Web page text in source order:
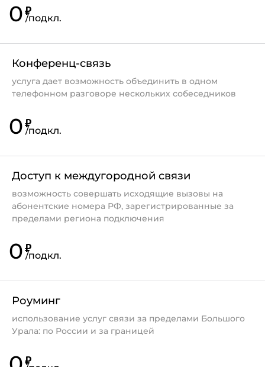
0₽
/подкл.
Конференц-связь
услуга дает возможность объединить в одном
телефонном разговоре нескольких собеседников
0₽
/подкл.
Доступ к междугородной связи
возможность совершать исходящие вызовы на
абонентские номера РФ, зарегистрированные за
пределами региона подключения
0₽
/подкл.
Роуминг
использование услуг связи за пределами Большого
Урала: по России и за границей
₽